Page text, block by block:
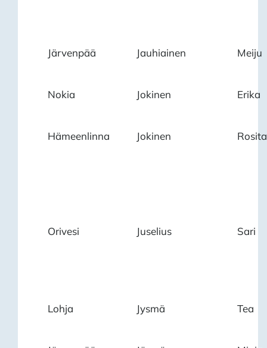
Järvenpää Jauhiainen Meiju
Nokia Jokinen Erika
Hämeenlinna Jokinen Rosita
Orivesi Juselius Sari
Lohja Jysmä Tea